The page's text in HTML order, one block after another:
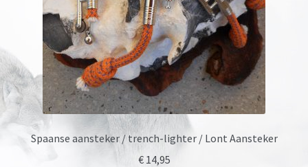
Spaanse aansteker / trench-lighter / Lont Aansteker
€14,95